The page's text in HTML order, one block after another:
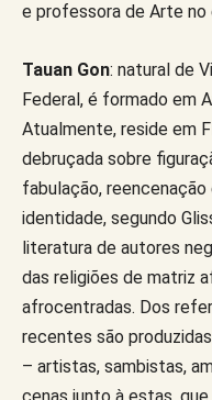
e professora de Arte no
Tauan Gon: natural de
Federal, é formado em
Atualmente, reside em
debruçada sobre
fabulação, reencenação
identidade, segundo
literatura de autores
das religiões de matriz
afrocentradas. Dos
recentes são
– artistas, sambistas,